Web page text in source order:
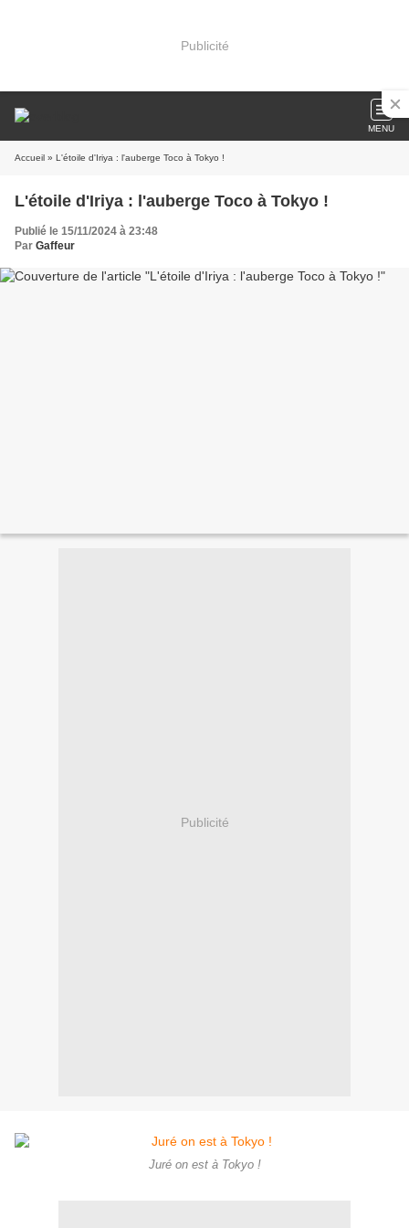
Publicité
MENU
Accueil » L'étoile d'Iriya : l'auberge Toco à Tokyo !
L'étoile d'Iriya : l'auberge Toco à Tokyo !
Publié le 15/11/2024 à 23:48
Par Gaffeur
Publicité
Juré on est à Tokyo !